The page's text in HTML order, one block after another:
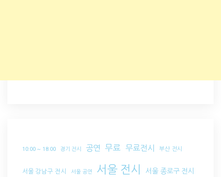
10:00 ~ 18:00 경기 전시 공연 무료 무료전시 부산 전시
서울 강남구 전시 서울 공연 서울 전시 서울 종로구 전시